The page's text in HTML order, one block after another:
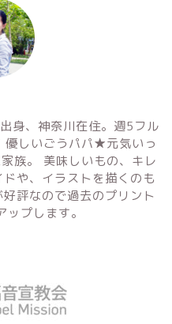
身、神奈川在住。週5フル
優しいごうパパ★元気いっ
族。 美味しいもの、キレ
や、イラストを描くのも
評なので過去のプリント
プします。